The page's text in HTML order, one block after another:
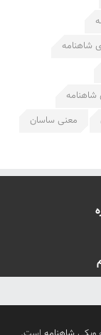
معنی ساسان